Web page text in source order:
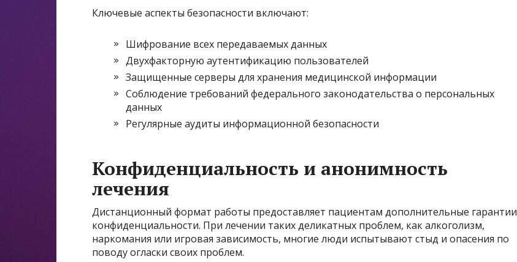
Ключевые аспекты безопасности включают:
Шифрование всех передаваемых данных
Двухфакторную аутентификацию пользователей
Защищенные серверы для хранения медицинской информации
Соблюдение требований федерального законодательства о персональных
данных
Регулярные аудиты информационной безопасности
Конфиденциальность и анонимность
лечения
Дистанционный формат работы предоставляет пациентам дополнительные гарантии
конфиденциальности. При лечении таких деликатных проблем, как алкоголизм,
наркомания или игровая зависимость, многие люди испытывают стыд и опасения по
поводу огласки своих проблем.